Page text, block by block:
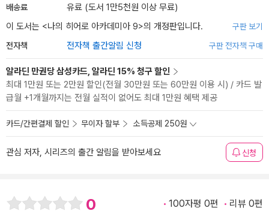
배송료
유료 (도서 1만5천원 이상 무료)
이 도서는 <나의 히어로 아카데미아 9>의 개정판입니다. 구판 보기
전자책 전자책 출간알림 신청 구판 전자책 구매
알라딘 만권당 삼성카드, 알라딘 15% 청구 할인
최대 1만원 또는 2만원 할인(전월 30만원 또는 60만원 이용 시) / 카드 발
급월 +1개월까지는 전월 실적이 없어도 최대 1만원 혜택 제공
카드/간편결제 할인 무이자 할부 소득공제 250원
관심 저자, 시리즈의 출간 알림을 받아보세요 신청
0 100자평 0편 리뷰 0편